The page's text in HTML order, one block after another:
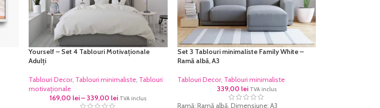
Yourself – Set 4 Tablouri Motivaționale
Adulți
Tablouri Decor, Tablouri minimaliste, Tablouri
motivaționale
169,00 lei– 339,00 lei TVA inclus
Set 3 Tablouri minimaliste Family White –
Ramă albă, A3
Tablouri Decor, Tablouri minimaliste
339,00 lei TVA inclus
Ramă: Ramă albă, Dimensiune: A3